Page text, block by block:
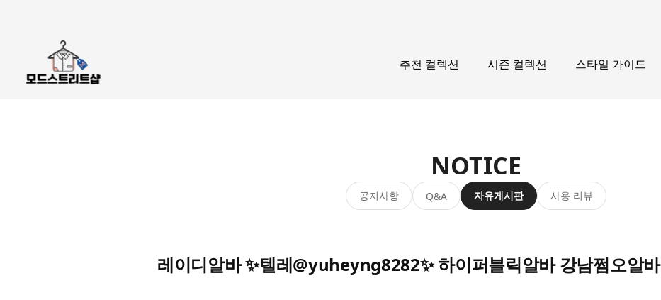
추천 컬렉션 시즌 컬렉션 스타일 가이드
NOTICE
공지사항 Q&A 자유게시판 사용 리뷰
레이디알바 ✨텔레@yuheyng8282✨ 하이퍼블릭알바 강남쩜오알바